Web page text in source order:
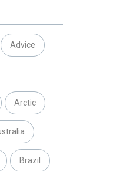
Advice
Arctic
Brazil